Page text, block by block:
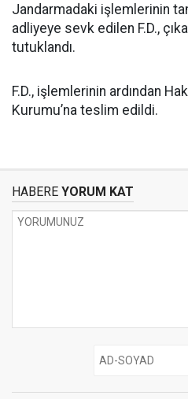
Jandarmadaki işlemlerinin
adliyeye sevk edilen F.D.,
tutuklandı.
F.D., işlemlerinin ardından
Kurumu’na teslim edildi.
HABERE YORUM KAT